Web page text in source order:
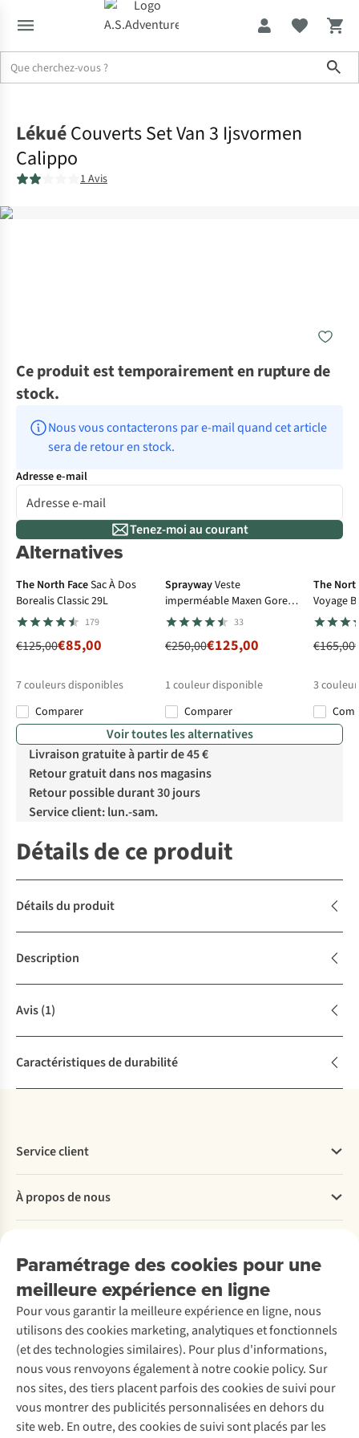
LékuéCouverts Set Van 3 Ijsvormen
Calippo
1 Avis
Ce produit est temporairement en rupture de
stock.
Nous vous contacterons par e-mail quand cet article
sera de retour en stock.
Adresse e-mail
Tenez-moi au courant
Alternatives
Superpromo
The North FaceSac À Dos
Borealis Classic 29L
179
€125,00€85,00
7couleurs disponibles
%
% %
Comparer
SpraywayVeste
imperméable Maxen Gore-
Tex Jacket
33
€250,00€125,00
1 couleur disponible
Comparer
The
Voyage
95L
€165,00
3
%
%
Voir toutes les alternatives
Livraison gratuite à partir de 45 €
Retour gratuit dans nos magasins
Retour possible durant 30 jours
Service client: lun.-sam.
Détails de ce produit
Détails du produit
Description
Avis(1)
Caractéristiques de durabilité
Paramétrage des cookies pour une
meilleure expérience en ligne
Pour vous garantir la meilleure expérience en ligne, nous
utilisons des cookies marketing, analytiques et fonctionnels
(et des technologies similaires). Pour plus d'informations,
nous vous renvoyons également à notre cookie policy. Sur
nos sites, des tiers placent parfois des cookies de suivi pour
vous montrer des publicités personnalisées en dehors du
site web. En outre, des cookies de suivi sont placés par les
Service client
Commander
Payer
Retourner
Rétractation d'une commande
Entretien & réparations
Garantie
Contactez-nous
À propos de nous
Entreprise responsable
À propos d’Ayacucho
Nos magasins
À propos d’A.S.Adventure
Déclaration d'accessibilité
Location / Location sports d’hiver
Seconde-main
Entretien de ski
Service de lavage
Entretien de chaussures
Réparation de chaussures
Réparation de vêtements
Retouches
Découvrez
A.S.Magazine
Explore Camp
Expertise & conseils
Abonnez-vous à la newsletter